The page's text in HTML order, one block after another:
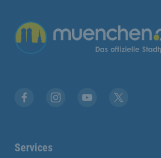
Übergreifende Links
Services